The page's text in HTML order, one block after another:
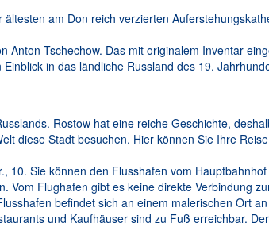
am Don reich verzierten
Anton Tschechow. Das mit originalem Inventar
in das ländliche Russland des 19.
Rostow hat eine reiche Geschichte,
diese Stadt besuchen. Hier können Sie Ihre
10. Sie können den Flusshafen vom
Vom Flughafen gibt es keine direkte Verbindung
befindet sich an einem malerischen Ort
und Kaufhäuser sind zu Fuß erreichbar.